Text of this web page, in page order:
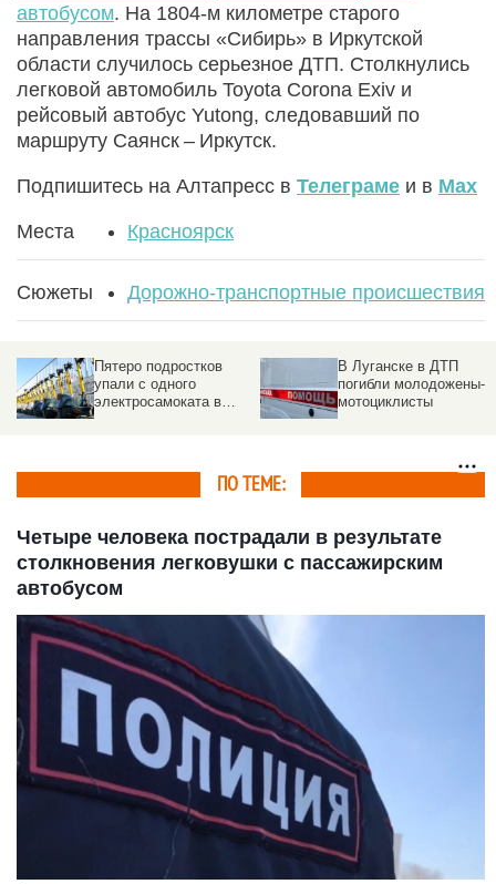
автобусом. На 1804‑м километре старого
направления трассы «Сибирь» в Иркутской
области случилось серьезное ДТП. Столкнулись
легковой автомобиль Toyota Corona Exiv и
рейсовый автобус Yutong, следовавший по
маршруту Саянск – Иркутск.
Подпишитесь на Алтапресс в Телеграме и в Max
Места Красноярск
Сюжеты Дорожно-транспортные происшествия
Пятеро подростков
упали с одного
электросамоката в
В Луганске в ДТП
погибли молодожены-
мотоциклисты
ПО ТЕМЕ:
Четыре человека пострадали в результате
столкновения легковушки с пассажирским
автобусом